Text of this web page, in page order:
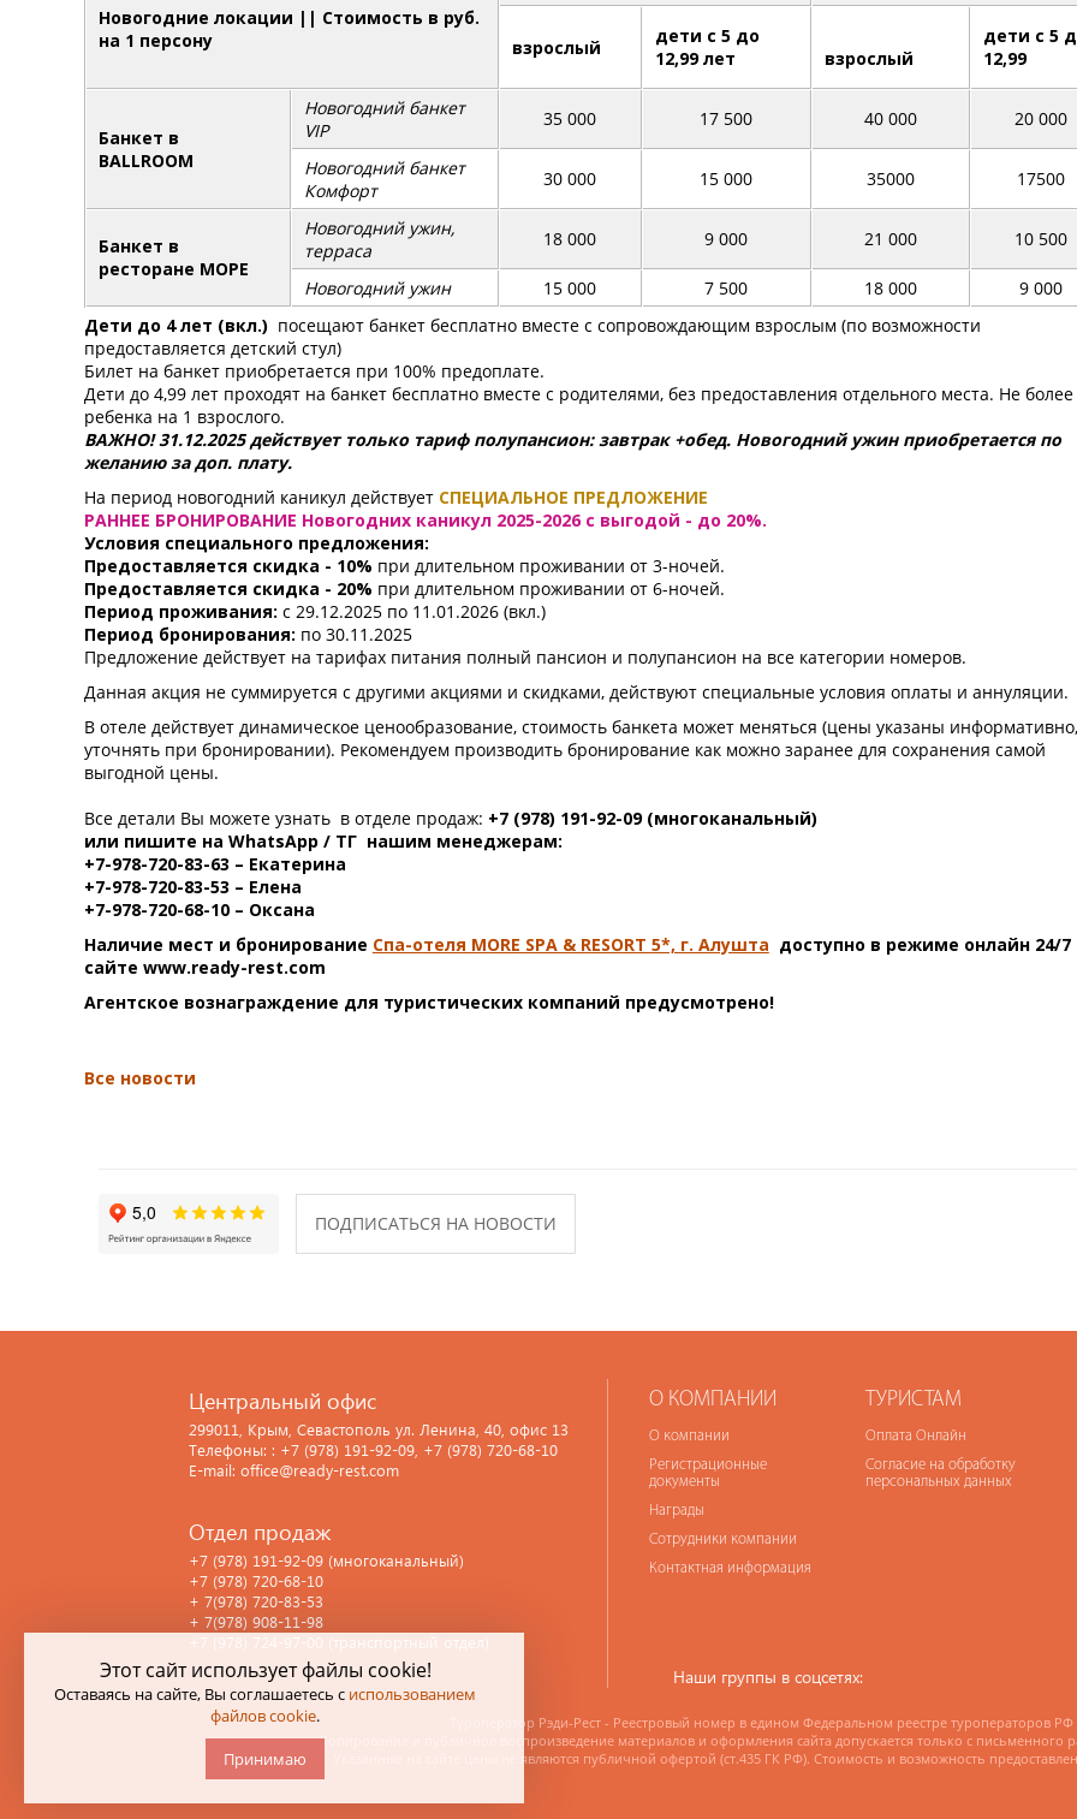
Новогодние локации || Стоимость в руб.
на 1 персону
взрослый
дети с 5 до
12,99 лет
взрослый
дети с 5
12,99
Банкет в
BALLROOM
Новогодний банкет
VIP
35 000 17 500 40 000 20 000
Новогодний банкет
Комфорт
30 000 15 000 35000 17500
Банкет в
ресторане МОРЕ
Новогодний ужин,
терраса
18 000 9 000 21 000 10 500
Новогодний ужин 15 000 7 500 18 000
9 000
Дети до 4 лет (вкл.) посещают банкет бесплатно вместе с сопровождающим взрослым (по возможности
предоставляется детский стул)
Билет на банкет приобретается при 100% предоплате.
Дети до 4,99 лет проходят на банкет бесплатно вместе с родителями, без предоставления отдельного места. Не более
ребенка на 1 взрослого.
ВАЖНО! 31.12.2025 действует только тариф полупансион: завтрак +обед. Новогодний ужин приобретается по
желанию за доп. плату.
На период новогодний каникул действует СПЕЦИАЛЬНОЕ ПРЕДЛОЖЕНИЕ
РАННЕЕ БРОНИРОВАНИЕ Новогодних каникул 2025-2026 с выгодой - до 20%.
Условия специального предложения:
Предоставляется скидка - 10% при длительном проживании от 3-ночей.
Предоставляется скидка - 20% при длительном проживании от 6-ночей.
Период проживания: с 29.12.2025 по 11.01.2026 (вкл.)
Период бронирования: по 30.11.2025
Предложение действует на тарифах питания полный пансион и полупансион на все категории номеров.
Данная акция не суммируется с другими акциями и скидками, действуют специальные условия оплаты и аннуляции.
В отеле действует динамическое ценообразование, стоимость банкета может меняться (цены указаны информативно,
уточнять при бронировании). Рекомендуем производить бронирование как можно заранее для сохранения самой
выгодной цены.
Все детали Вы можете узнать в отделе продаж: +7 (978) 191-92-09 (многоканальный)
или пишите на WhatsApp / ТГ нашим менеджерам:
+7-978-720-83-63 – Екатерина
+7-978-720-83-53 – Елена
+7-978-720-68-10 – Оксана
Наличие мест и бронирование Спа-отеля MORE SPA & RESORT 5*, г. Алушта доступно в режиме онлайн 24/7
сайте www.ready-rest.com
Агентское вознаграждение для туристических компаний предусмотрено!
Все новости
ПОДПИСАТЬСЯ НА НОВОСТИ
Центральный офис
299011, Крым, Севастополь ул. Ленина, 40, офис 13
Телефоны: : +7 (978) 191-92-09, +7 (978) 720-68-10
E-mail: office@ready-rest.com
Отдел продаж
+7 (978) 191-92-09 (многоканальный)
+7 (978) 720-68-10
+ 7(978) 720-83-53
+ 7(978) 908-11-98
+7 (978) 724-97-00 (транспортный отдел)
О КОМПАНИИ
О компании
Регистрационные
документы
Награды
Сотрудники компании
Контактная информация
ТУРИСТАМ
Оплата Онлайн
Согласие на обработку
персональных данных
Наши группы в соцсетях:
Туроператор Рэди-Рест - Реестровый номер в едином Федеральном реестре туроператоров РФ
Копирование и публичное воспроизведение материалов и оформления сайта допускается только с
Указанные на сайте цены не являются публичной офертой (ст.435 ГК РФ). Стоимость и возможность
Этот сайт использует файлы cookie!
Оставаясь на сайте, Вы соглашаетесь с использованием
файлов cookie.
Принимаю